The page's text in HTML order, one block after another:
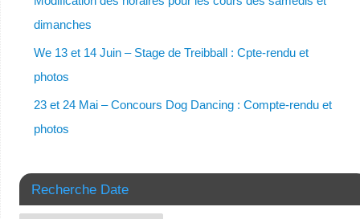
dimanches
We 13 et 14 Juin – Stage de Treibball : Cpte-rendu et
photos
23 et 24 Mai – Concours Dog Dancing : Compte-rendu et
photos
Recherche Date